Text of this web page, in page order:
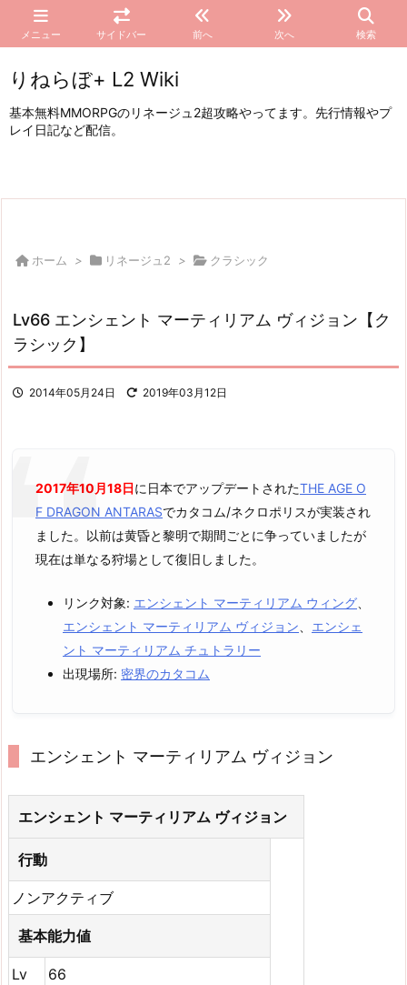
メニュー サイドバー 前へ 次へ 検索
りねらぼ+ L2 Wiki
基本無料MMORPGのリネージュ2超攻略やってます。先行情報やプ
レイ日記など配信。
ホーム > リネージュ2 > クラシック
Lv66 エンシェント マーティリアム ヴィジョン【ク
ラシック】
2014年05月24日 2019年03月12日
2017年10月18日に日本でアップデートされたTHE AGE O
F DRAGON ANTARASでカタコム/ネクロポリスが実装され
ました。以前は黄昏と黎明で期間ごとに争っていましたが
現在は単なる狩場として復旧しました。
リンク対象: エンシェント マーティリアム ウィング
エンシェント マーティリアム ヴィジョン
エンシェ
ント マーティリアム チュトラリー
出現場所: 密界のカタコム
エンシェント マーティリアム ヴィジョン
エンシェント マーティリアム ヴィジョン
行動
ノンアクティブ
基本能力値
Lv
66